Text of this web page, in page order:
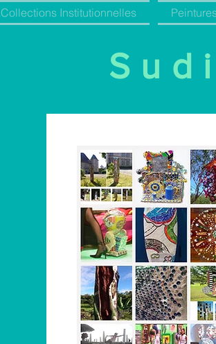
Collections Institutionnelles